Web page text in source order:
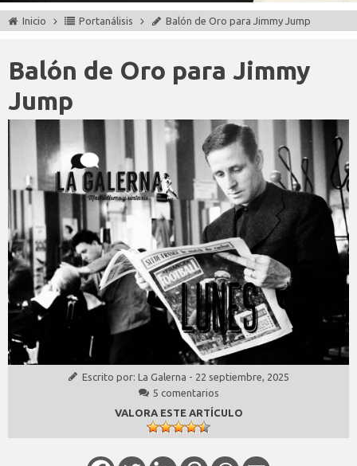
Inicio Portanálisis Balón de Oro para Jimmy Jump
Balón de Oro para Jimmy
Jump
Escrito por: La Galerna - 22 septiembre, 2025
5 comentarios
VALORA ESTE ARTÍCULO